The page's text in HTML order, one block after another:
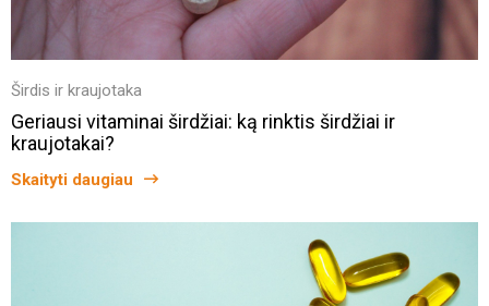
Širdis ir kraujotaka
Geriausi vitaminai širdžiai: ką rinktis širdžiai ir
kraujotakai?
Skaityti daugiau